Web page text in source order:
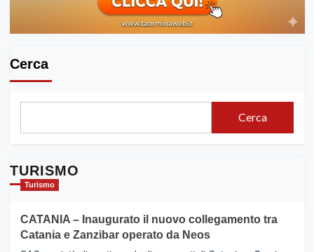
Cerca
Cerca
TURISMO
Turismo
CATANIA – Inaugurato il nuovo collegamento tra
Catania e Zanzibar operato da Neos